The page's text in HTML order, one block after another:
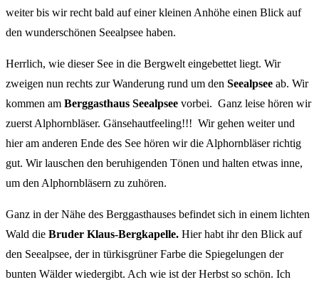
weiter bis wir recht bald auf einer kleinen Anhöhe einen Blick auf
den wunderschönen Seealpsee haben.
Herrlich, wie dieser See in die Bergwelt eingebettet liegt. Wir
zweigen nun rechts zur Wanderung rund um den Seealpsee ab. Wir
kommen am Berggasthaus Seealpsee vorbei. Ganz leise hören wir
zuerst Alphornbläser. Gänsehautfeeling!!! Wir gehen weiter und
hier am anderen Ende des See hören wir die Alphornbläser richtig
gut. Wir lauschen den beruhigenden Tönen und halten etwas inne,
um den Alphornbläsern zu zuhören.
Ganz in der Nähe des Berggasthauses befindet sich in einem lichten
Wald die Bruder Klaus-Bergkapelle. Hier habt ihr den Blick auf
den Seealpsee, der in türkisgrüner Farbe die Spiegelungen der
bunten Wälder wiedergibt. Ach wie ist der Herbst so schön. Ich